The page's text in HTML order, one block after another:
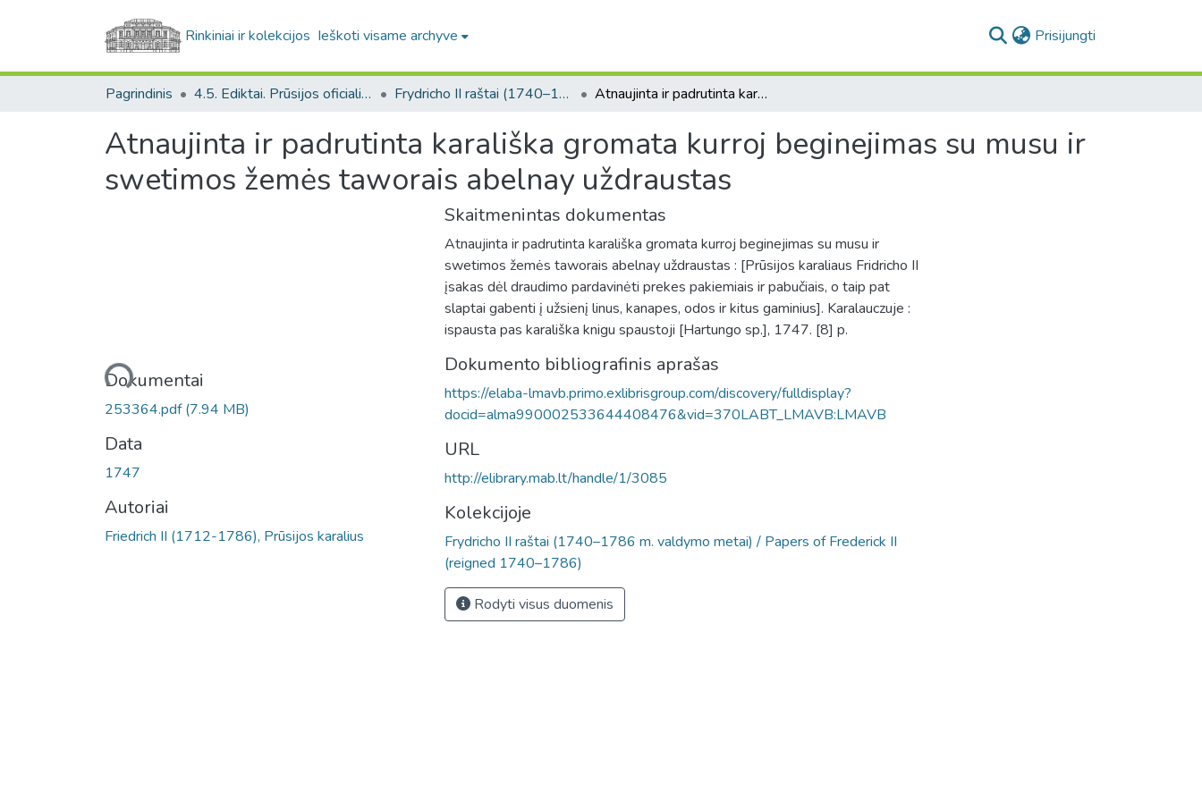
Rinkiniai ir kolekcijos Ieškoti visame archyve Prisijungti
Pagrindinis 4.5. Ediktai. Prūsijos oficialiųjų raštų rinkinys / Edicts. Collection of Prussian official documents Frydricho II raštai (1740–1786 m. valdymo metai) / Papers of Frederick II (reigned 1740–1786) Atnaujinta ir padrutinta karališka gromata kurroj beginejimas su musu ir swetimos žemės taworais abelnay uždraustas
Atnaujinta ir padrutinta karališka gromata kurroj beginejimas su musu ir
swetimos žemės taworais abelnay uždraustas
Įkeliama...Dokumentai
253364.pdf(7.94 MB)
Data
1747
Autoriai
Friedrich II (1712-1786), Prūsijos karalius
Skaitmenintas dokumentas
Atnaujinta ir padrutinta karališka gromata kurroj beginejimas su musu ir
swetimos žemės taworais abelnay uždraustas : [Prūsijos karaliaus Fridricho II
įsakas dėl draudimo pardavinėti prekes pakiemiais ir pabučiais, o taip pat
slaptai gabenti į užsienį linus, kanapes, odos ir kitus gaminius]. Karalauczuje :
ispausta pas karališka knigu spaustoji [Hartungo sp.], 1747. [8] p.
Dokumento bibliografinis aprašas
https://elaba-lmavb.primo.exlibrisgroup.com/discovery/fulldisplay?
docid=alma990002533644408476&vid=370LABT_LMAVB:LMAVB
URL
http://elibrary.mab.lt/handle/1/3085
Kolekcijoje
Frydricho II raštai (1740–1786 m. valdymo metai) / Papers of Frederick II
(reigned 1740–1786)
Rodyti visus duomenis